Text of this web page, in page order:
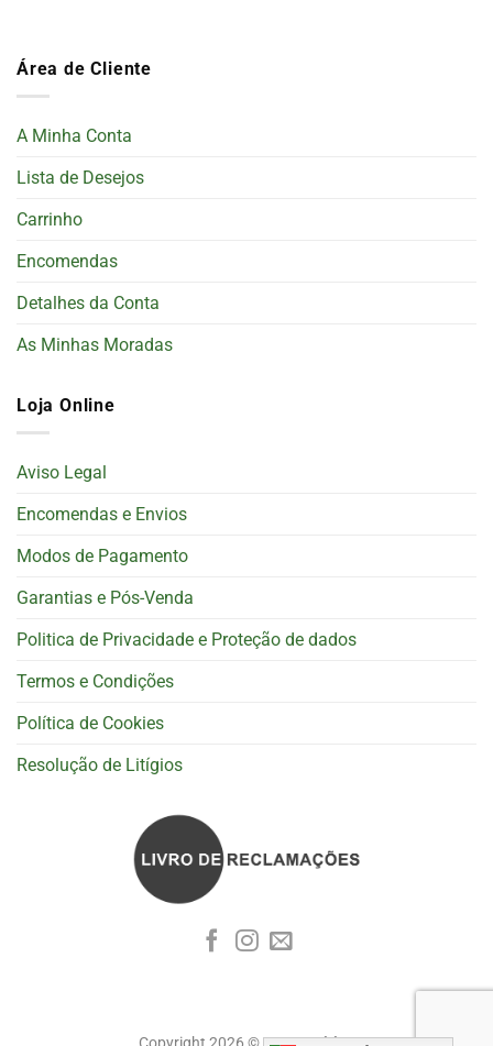
Área de Cliente
A Minha Conta
Lista de Desejos
Carrinho
Encomendas
Detalhes da Conta
As Minhas Moradas
Loja Online
Aviso Legal
Encomendas e Envios
Modos de Pagamento
Garantias e Pós-Venda
Politica de Privacidade e Proteção de dados
Termos e Condições
Política de Cookies
Resolução de Litígios